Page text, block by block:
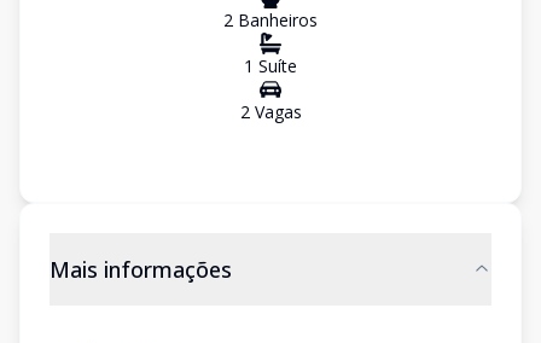
2 Banheiros
1 Suíte
2Vagas
Mais informações